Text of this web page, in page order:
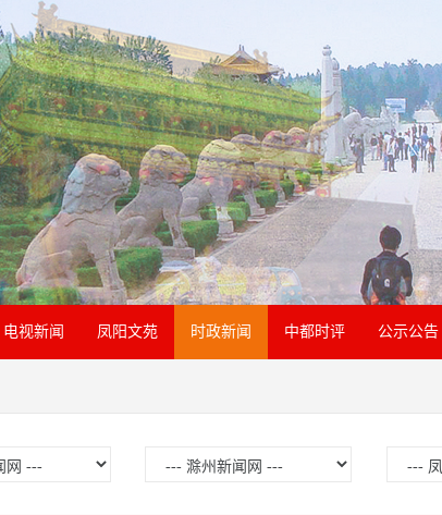
电视新闻 凤阳文苑 时政新闻 中都时评 公示公告